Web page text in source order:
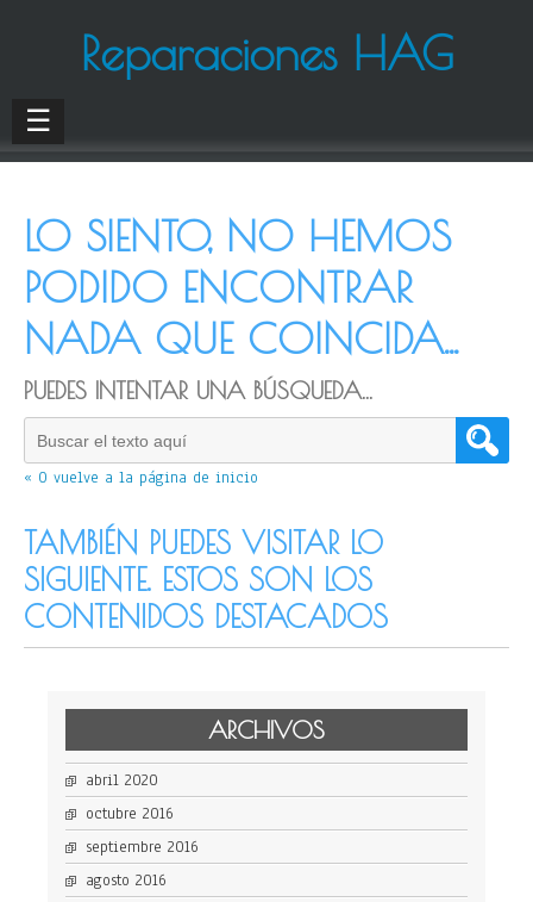
Reparaciones HAG
☰
LO SIENTO, NO HEMOS
PODIDO ENCONTRAR
NADA QUE COINCIDA...
PUEDES INTENTAR UNA BÚSQUEDA...
« O vuelve a la página de inicio
TAMBIÉN PUEDES VISITAR LO
SIGUIENTE. ESTOS SON LOS
CONTENIDOS DESTACADOS
ARCHIVOS
abril 2020
octubre 2016
septiembre 2016
agosto 2016